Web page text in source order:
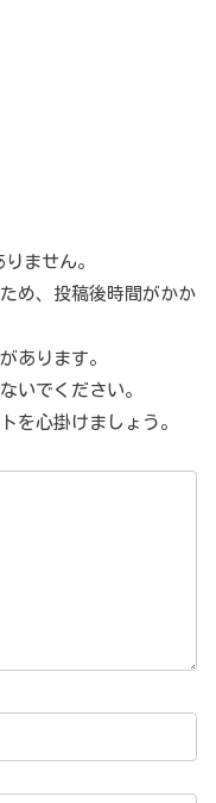
ません。
め、投稿後時間がかか
あります。
いでください。
を心掛けましょう。